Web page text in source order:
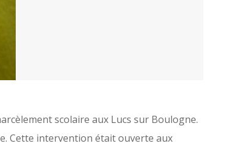
scolaire aux Lucs sur Boulogne.
Cette intervention était ouverte aux